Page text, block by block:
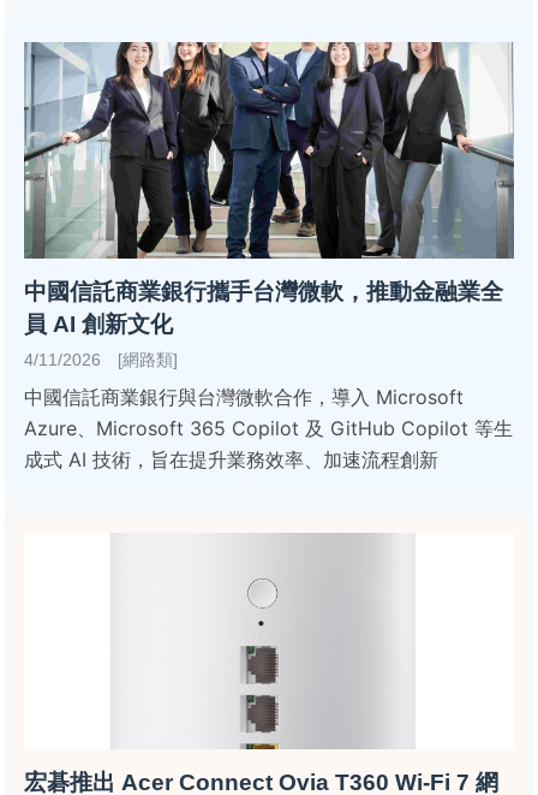
中國信託商業銀行攜手台灣微軟，推動金融業全
員 AI 創新文化
4/11/2026 [網路類]
中國信託商業銀行與台灣微軟合作，導入 Microsoft
Azure、Microsoft 365 Copilot 及 GitHub Copilot 等生
成式 AI 技術，旨在提升業務效率、加速流程創新
宏碁推出 Acer Connect Ovia T360 Wi-Fi 7 網